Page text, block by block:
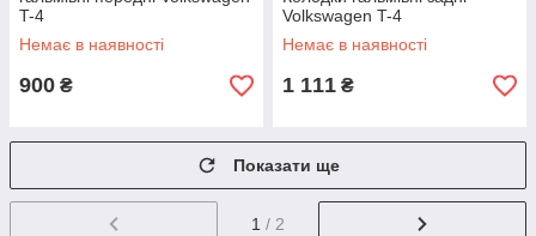
T-4
Немає в наявності
900 ₴
Volkswagen T-4
Немає в наявності
1 111 ₴
Показати ще
1 / 2